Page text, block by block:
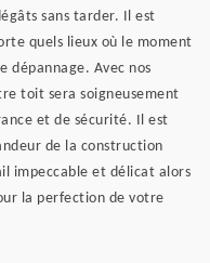
sans tarder. Il est
quels lieux où le moment
dépannage. Avec nos
toit sera soigneusement
et de sécurité. Il est
de la construction
impeccable et délicat alors
la perfection de votre